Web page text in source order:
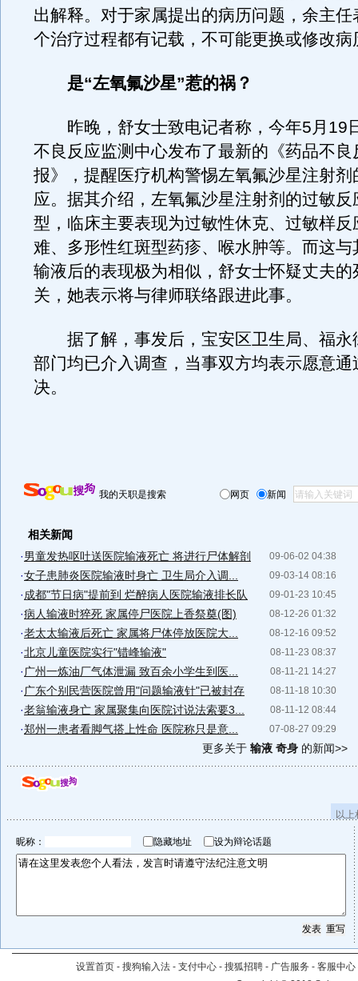
出解释。对于家属提出的病历问题，余主任
个治疗过程都有记载，不可能更换或修改病
是“左氧氟沙星”惹的祸？
昨晚，舒女士致电记者称，今年5月19
不良反应监测中心发布了最新的《药品不良
报》，提醒医疗机构警惕左氧氟沙星注射剂
应。据其介绍，左氧氟沙星注射剂的过敏反
型，临床主要表现为过敏性休克、过敏样反
难、多形性红斑型药疹、喉水肿等。而这与
输液后的表现极为相似，舒女士怀疑丈夫的
关，她表示将与律师联络跟进此事。
据了解，事发后，宝安区卫生局、福永
部门均已介入调查，当事双方均表示愿意通
决。
我的天职是搜索 网页 新闻
相关新闻
09-06-02 04:38
·男童发热呕吐送医院输液死亡 将进行尸体解剖
09-03-14 08:16
·女子患肺炎医院输液时身亡 卫生局介入调...
09-01-23 10:45
·成都"节日病"提前到 烂醉病人医院输液排长队
08-12-26 01:32
·病人输液时猝死 家属停尸医院上香祭奠(图)
08-12-16 09:52
·老太太输液后死亡 家属将尸体停放医院大...
08-11-23 08:37
·北京儿童医院实行"错峰输液"
08-11-21 14:27
· 广州一炼油厂气体泄漏 致百余小学生到医...
08-11-18 10:30
· 广东个别民营医院曾用"问题输液针"已被封存
08-11-12 08:44
·老翁输液身亡 家属聚集向医院讨说法索要3...
07-08-27 09:29
·郑州一患者看脚气搭上性命 医院称只是意...
更多关于 输液 奇身 的新闻>>
以
昵称： 隐藏地址 设为辩论话题
设置首页 - 搜狗输入法 - 支付中心 - 搜狐招聘 - 广告服务 - 客服中心